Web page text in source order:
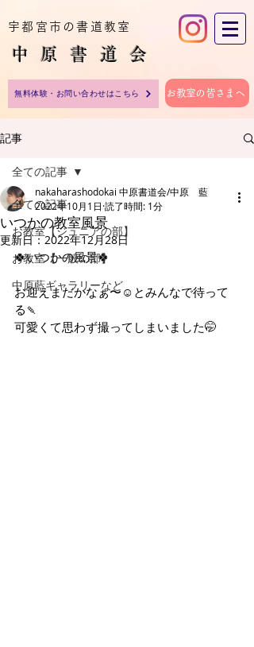
宇都宮市の書道教室
中原​書道会
無料体験・お問い合わせはこちら お教室の皆さまへ
記事
全ての記事
お教室【ジュニアの部】
お教室【一般の部】
中原藍ギャラリーなど
全ての記事
いつかの教室風景
nakaharashodokai 中原書道会/中原 藍
2022年10月1日 読了時間: 1分
更新日：2022年12月28日
🍀いつかの風景🍀
お迎えまだかなぁ〜☺️とみんなで待って
る🍡
可愛くて思わず撮ってしまいました🤭